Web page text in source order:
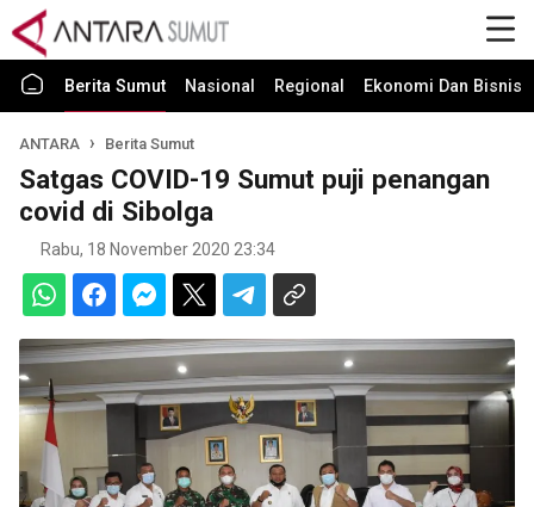
Berita Sumut Nasional Regional Ekonomi Dan Bisnis
ANTARA Berita Sumut
Satgas COVID-19 Sumut puji penangan
covid di Sibolga
Rabu, 18 November 2020 23:34